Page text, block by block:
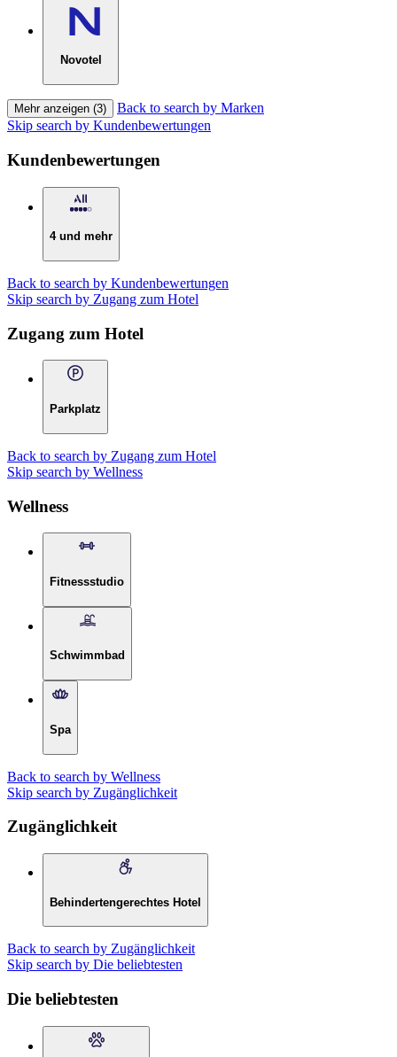
Novotel
Mehr anzeigen (3)
Back to search by Marken
Skip search by Kundenbewertungen
Kundenbewertungen
4 und mehr
Back to search by Kundenbewertungen
Skip search by Zugang zum Hotel
Zugang zum Hotel
Parkplatz
Back to search by Zugang zum Hotel
Skip search by Wellness
Wellness
Fitnessstudio
Schwimmbad
Spa
Back to search by Wellness
Skip search by Zugänglichkeit
Zugänglichkeit
Behindertengerechtes Hotel
Back to search by Zugänglichkeit
Skip search by Die beliebtesten
Die beliebtesten